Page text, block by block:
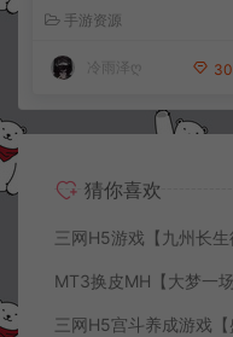
手工服务端+CDK授权后台
+全资源安卓+详细搭建教程
+视频教程
手游资源
冷雨泽ღ 30
猜你喜欢